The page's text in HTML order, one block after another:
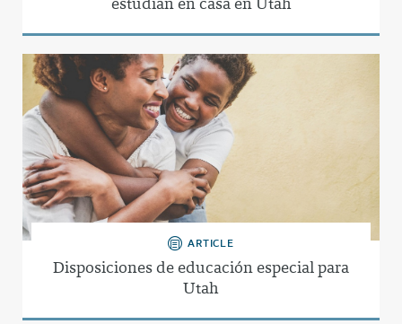
ARTICLE
Disposiciones de educación especial para
Utah